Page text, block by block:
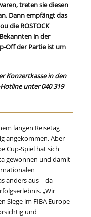
treten sie diesen
Dann empfängt das
die ROSTOCK
in der
Off der Partie ist um
Konzertkasse in den
unter 040 319
langen Reisetag
angekommen. Aber
Cup-Spiel hat sich
gewonnen und damit
anders aus – da
„Wir
Siege im FIBA Europe
und